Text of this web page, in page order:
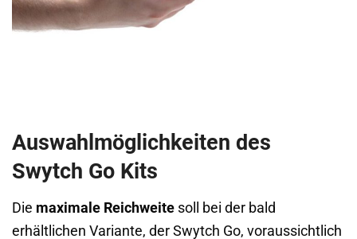
Auswahlmöglichkeiten des
Swytch Go Kits
Die maximale Reichweite soll bei der bald
erhältlichen Variante, der Swytch Go, voraussichtlich